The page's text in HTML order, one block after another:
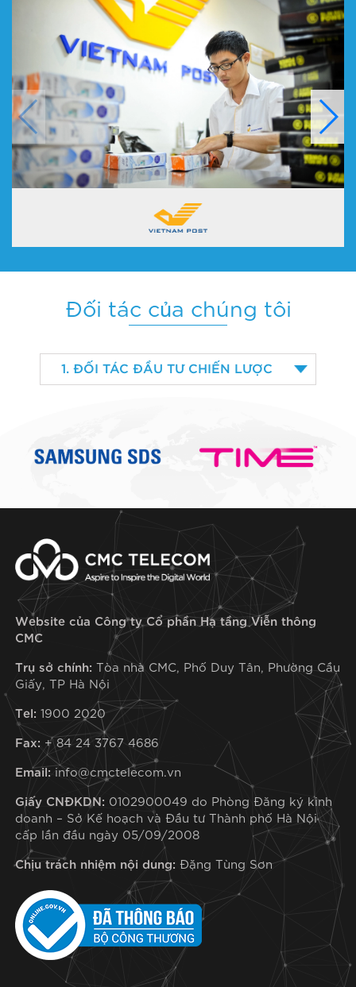
Đối tác của chúng tôi
Website của Công ty Cổ phần Hạ tầng Viễn thông
CMC
Trụ sở chính:
Tòa nhà CMC, Phố Duy Tân, Phường Cầu
Giấy, TP Hà Nội
Tel: 1900 2020
Fax: + 84 24 3767 4686
Email: info@cmctelecom.vn
Giấy CNĐKDN: 0102900049 do Phòng Đăng ký kinh
doanh – Sở Kế hoạch và Đầu tư Thành phố Hà Nội
cấp lần đầu ngày 05/09/2008
Chịu trách nhiệm nội dung: Đặng Tùng Sơn